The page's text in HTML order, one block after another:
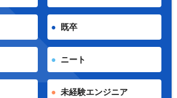
既卒
ニート
未経験エンジニア